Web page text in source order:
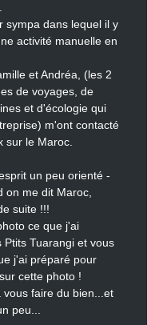
sympa dans lequel il y
activité manuelle en
et Andréa, (les 2
de voyages, de
et d'écologie qui
m'ont contacté
sur le Maroc.
un peu orienté -
on me dit Maroc,
suite !!!
ce que j'ai
Ptits Tuarangi et vous
j'ai préparé pour
cette photo !
vous faire du bien...et
peu...